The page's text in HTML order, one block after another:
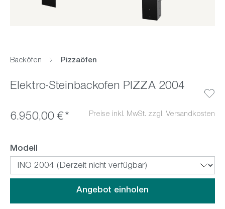
Backöfen Pizzaöfen
Elektro-Steinbackofen PIZZA 2004
6.950,00 €* Preise inkl. MwSt. zzgl. Versandkosten
Modell
Angebot einholen